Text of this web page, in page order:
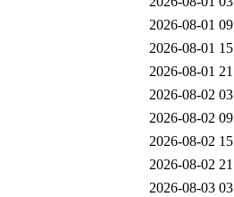
2026-08-01
2026-08-01
2026-08-01
2026-08-02
2026-08-02
2026-08-02
2026-08-02
2026-08-03